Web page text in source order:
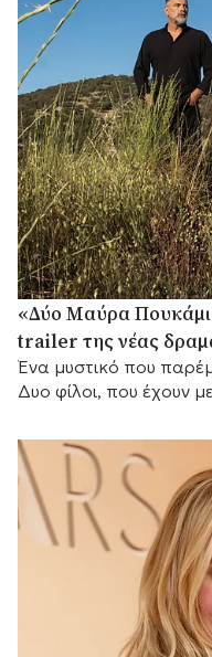
«Δύο Μαύρα
trailer της νέας
Ένα μυστικό που
Δυο φίλοι, που έχουν